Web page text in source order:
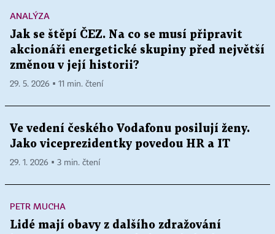
ANALÝZA
Jak se štěpí ČEZ. Na co se musí připravit
akcionáři energetické skupiny před největší
změnou v její historii?
29. 5. 2026 ▪ 11 min. čtení
Ve vedení českého Vodafonu posilují ženy.
Jako viceprezidentky povedou HR a IT
29. 1. 2026 ▪ 3 min. čtení
PETR MUCHA
Lidé mají obavy z dalšího zdražování